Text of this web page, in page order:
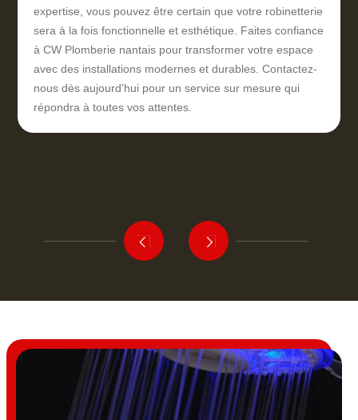
expertise, vous pouvez être certain que votre robinetterie
sera à la fois fonctionnelle et esthétique. Faites confiance
à CW Plomberie nantais pour transformer votre espace
avec des installations modernes et durables. Contactez-
nous dès aujourd'hui pour un service sur mesure qui
répondra à toutes vos attentes.